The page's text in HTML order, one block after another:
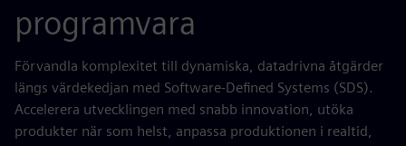
programvara
Förvandla komplexitet till dynamiska, datadrivna åtgärder
längs värdekedjan med Software-Defined Systems (SDS).
Accelerera utvecklingen med snabb innovation, utöka
produkter när som helst, anpassa produktionen i realtid,